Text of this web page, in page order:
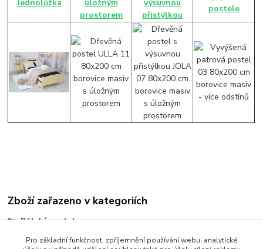
Jednolůžka
úložným
prostorem
výsuvnou
přistýlkou
postele
Zboží zařazeno v kategoriích
Dětské postele
Postele 90 x 200 cm
Pro základní funkčnost, zpříjemnění používání webu, analytické